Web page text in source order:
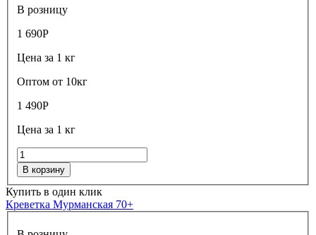
В розницу
1 690Р
Цена за 1 кг
Оптом от 10кг
1 490Р
Цена за 1 кг
В корзину
Купить в один клик
Креветка Мурманская 70+